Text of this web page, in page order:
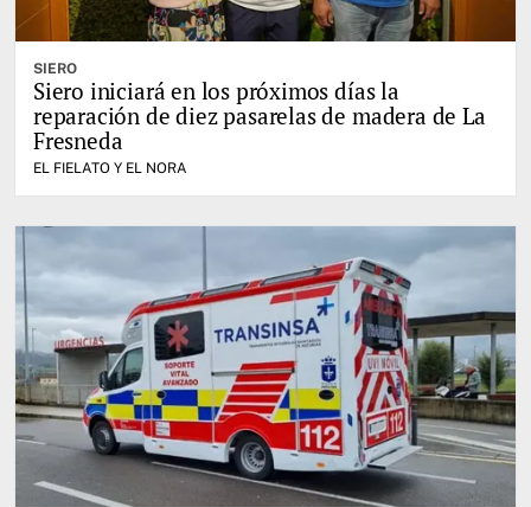
SIERO
Siero iniciará en los próximos días la
reparación de diez pasarelas de madera de La
Fresneda
EL FIELATO Y EL NORA